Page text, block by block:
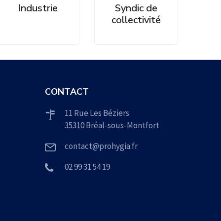
Industrie
Syndic de
collectivité
CONTACT
11 Rue Les Béziers
35310 Bréal-sous-Montfort
contact@prohygia.fr
02 99 31 54 19